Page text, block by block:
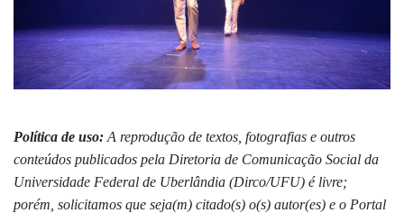
Política de uso: A reprodução de textos, fotografias e outros
conteúdos publicados pela Diretoria de Comunicação Social da
Universidade Federal de Uberlândia (Dirco/UFU) é livre;
porém, solicitamos que seja(m) citado(s) o(s) autor(es) e o Portal